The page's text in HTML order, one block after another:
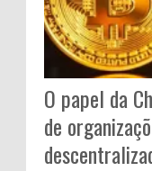
O papel da
de